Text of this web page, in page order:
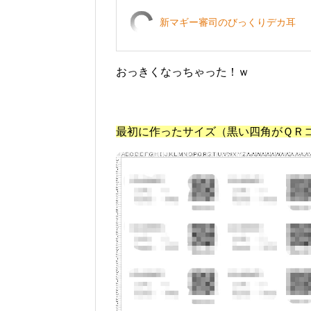
新マギー審司のびっくりデカ耳
おっきくなっちゃった！ｗ
最初に作ったサイズ（黒い四角がＱＲ